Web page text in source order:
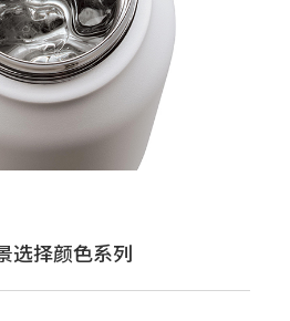
选择颜色系列